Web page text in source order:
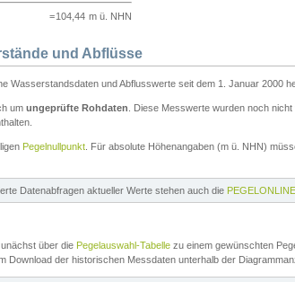
=104,44 m ü. NHN
und Abflüsse
Wasserstandsdaten und Abflusswerte seit dem 1. Januar 2000
um ungeprüfte Rohdaten . Diese Messwerte wurden noch
Pegelnullpunkt . Für absolute Höhenangaben (m ü. NHN)
Datenabfragen aktueller Werte stehen auch die
über die Pegelauswahl-Tabelle zu einem gewünschten
Download der historischen Messdaten unterhalb der